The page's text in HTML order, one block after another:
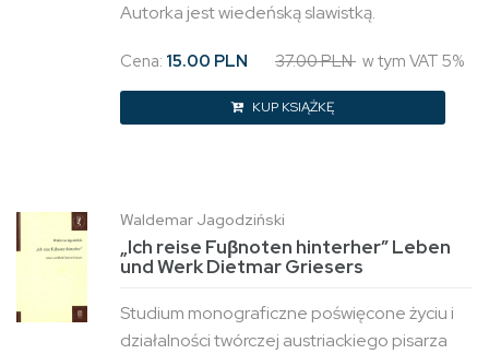
Autorka jest wiedeńską slawistką.
Cena: 15.00 PLN 37.00 PLN w tym VAT 5%
KUP KSIĄŻKĘ
Waldemar Jagodziński
„Ich reise Fuβnoten hinterher” Leben
und Werk Dietmar Griesers
Studium monograficzne poświęcone życiu i
działalności twórczej austriackiego pisarza